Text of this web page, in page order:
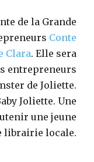
de la Grande
Conte
Clara. Elle sera
entrepreneurs
de Joliette.
Joliette. Une
une jeune
librairie locale.